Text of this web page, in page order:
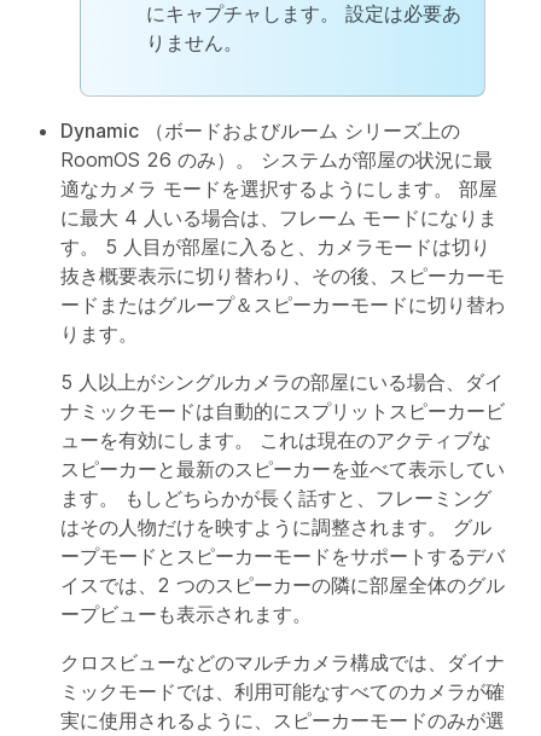
にキャプチャします。 設定は必要あ
りません。
Dynamic （ボードおよびルーム シリーズ上の
RoomOS 26 のみ）。 システムが部屋の状況に最
適なカメラ モードを選択するようにします。 部屋
に最大 4 人いる場合は、フレーム モードになりま
す。 5 人目が部屋に入ると、カメラモードは切り
抜き概要表示に切り替わり、その後、スピーカーモ
ードまたはグループ＆スピーカーモードに切り替わ
ります。
5 人以上がシングルカメラの部屋にいる場合、ダイ
ナミックモードは自動的にスプリットスピーカービ
ューを有効にします。 これは現在のアクティブな
スピーカーと最新のスピーカーを並べて表示してい
ます。 もしどちらかが長く話すと、フレーミング
はその人物だけを映すように調整されます。 グル
ープモードとスピーカーモードをサポートするデバ
イスでは、2 つのスピーカーの隣に部屋全体のグル
ープビューも表示されます。
クロスビューなどのマルチカメラ構成では、ダイナ
ミックモードでは、利用可能なすべてのカメラが確
実に使用されるように、スピーカーモードのみが選